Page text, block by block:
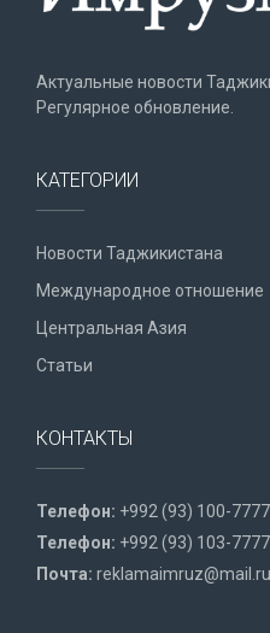
Актуальные новости
Регулярное обновление.
КАТЕГОРИИ
Новости Таджикистана
Международное отношение
Центральная Азия
Статьи
КОНТАКТЫ
Телефон: +992 (93) 100-7777
Телефон: +992 (93) 103-7777
Почта: reklamaimruz@mail.ru